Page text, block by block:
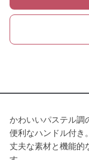
かわいいパステル調
便利なハンドル付き。
丈夫な素材と機能的